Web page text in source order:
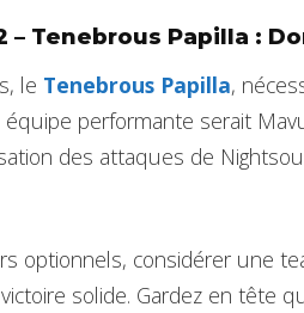
– Tenebrous Papilla :
le Tenebrous Papilla,
performante serait
des attaques de
optionnels, considérer une
solide. Gardez en tête